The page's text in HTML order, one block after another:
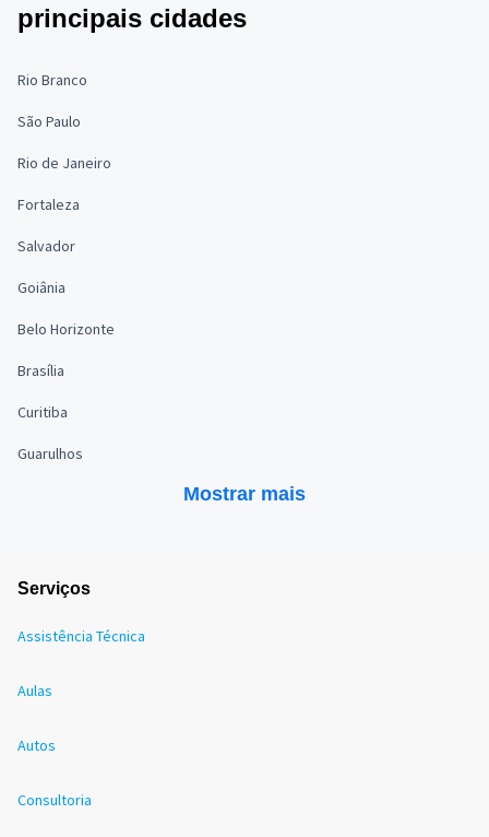
principais cidades
Rio Branco
São Paulo
Rio de Janeiro
Fortaleza
Salvador
Goiânia
Belo Horizonte
Brasília
Curitiba
Guarulhos
Mostrar mais
Serviços
Assistência Técnica
Aulas
Autos
Consultoria